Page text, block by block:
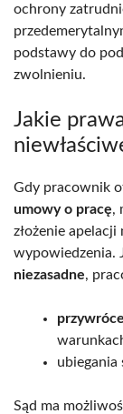
ochrony
podstawy do
zwolnieniu.
Jakie
Gdy pracownik
umowy o pracę,
złożenie apelacji
wypowiedzenia.
niezasadne,
ubiegania
Sąd ma